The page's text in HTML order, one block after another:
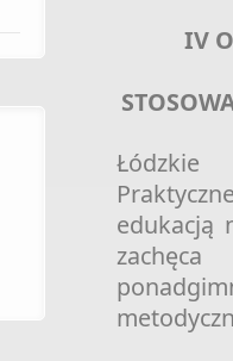
IV
Łódzkie
edukacją